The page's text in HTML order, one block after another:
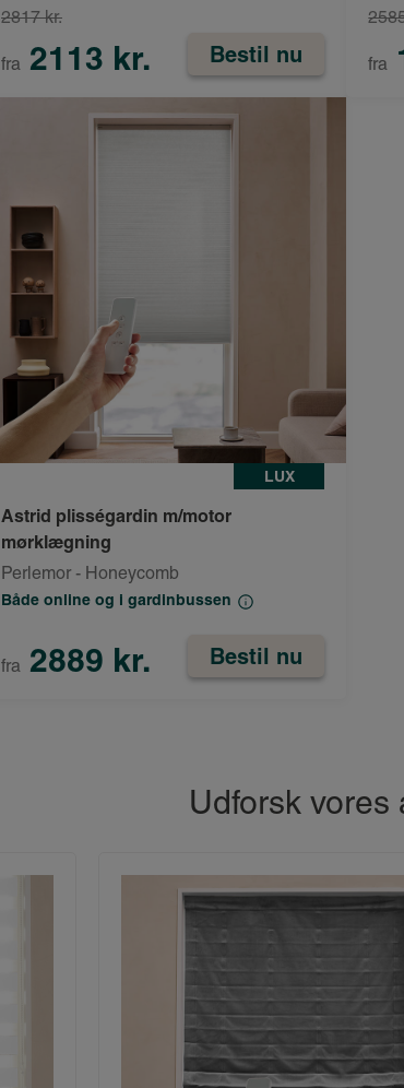
fra 2113 kr.
2817 kr.
Bestil nu fra
LUX
Astrid plisségardin m/motor
mørklægning
Perlemor - Honeycomb
Både online og i gardinbussen
fra 2889 kr. Bestil nu
Udforsk